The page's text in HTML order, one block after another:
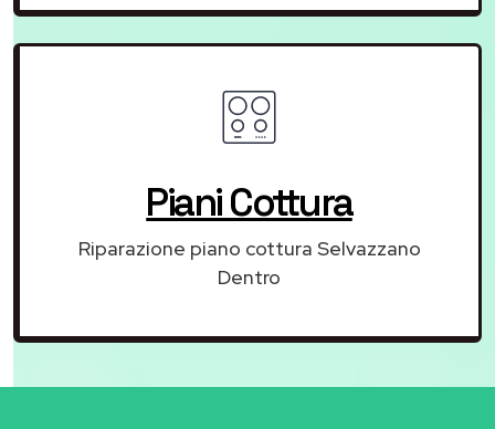
Piani Cottura
Riparazione piano cottura Selvazzano
Dentro